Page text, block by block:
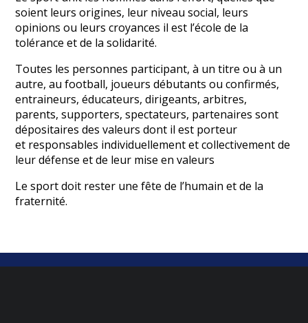
soient leurs origines, leur niveau social, leurs
opinions ou leurs croyances il est l’école de la
tolérance et de la solidarité.
Toutes les personnes participant, à un titre ou à un
autre, au football, joueurs débutants ou confirmés,
entraineurs, éducateurs, dirigeants, arbitres,
parents, supporters, spectateurs, partenaires sont
dépositaires des valeurs dont il est porteur
et responsables individuellement et collectivement de
leur défense et de leur mise en valeurs
Le sport doit rester une fête de l’humain et de la
fraternité.